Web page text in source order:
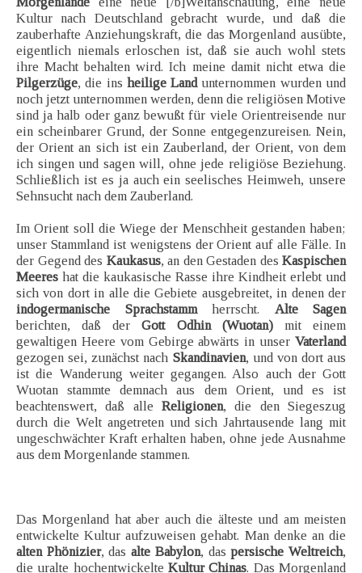
Kultur nach Deutschland gebracht wurde, und daß die
zauberhafte Anziehungskraft, die das Morgenland ausübte,
eigentlich niemals erloschen ist, daß sie auch wohl stets
ihre Macht behalten wird. Ich meine damit nicht etwa die
Pilgerzüge, die ins heilige Landunternommen wurden und
noch jetzt unternommen werden, denn die religiösen Motive
sind ja halb oder ganz bewußt für viele Orientreisende nur
ein scheinbarer Grund, der Sonne entgegenzureisen. Nein,
der Orient an sich ist ein Zauberland, der Orient, von dem
ich singen und sagen will, ohne jede religiöse Beziehung.
Schließlich ist es ja auch ein seelisches Heimweh, unsere
Sehnsucht nach dem Zauberland.
Im Orient soll die Wiege der Menschheit gestanden haben;
unser Stammland ist wenigstens der Orient auf alle Fälle. In
der Gegend des Kaukasus, an den Gestaden des Kaspischen
Meeres hat die kaukasische Rasse ihre Kindheit erlebt und
sich von dort in alle die Gebiete ausgebreitet, in denen der
indogermanische Sprachstammherrscht. Alte Sagen
berichten, daß derGott Odhin (Wuotan)mit einem
gewaltigen Heere vom Gebirge abwärts in unser Vaterland
gezogen sei, zunächst nach Skandinavien, und von dort aus
ist die Wanderung weiter gegangen. Also auch der Gott
Wuotan stammte demnach aus dem Orient, und es ist
beachtenswert, daß alle Religionen, die den Siegeszug
durch die Welt angetreten und sich Jahrtausende lang mit
ungeschwächter Kraft erhalten haben, ohne jede Ausnahme
aus dem Morgenlande stammen.
Das Morgenland hat aber auch die älteste und am meisten
entwickelte Kultur aufzuweisen gehabt. Man denke an die
alten Phönizier, dasalte Babylon, daspersische Weltreich,
die uralte hochentwickelte Kultur Chinas. Das Morgenland